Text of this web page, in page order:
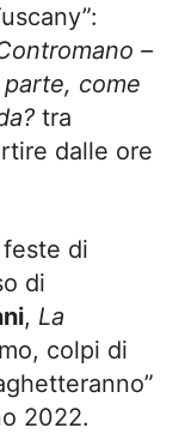
–
come
tra
dalle ore
di
di
, La
colpi di
2022.